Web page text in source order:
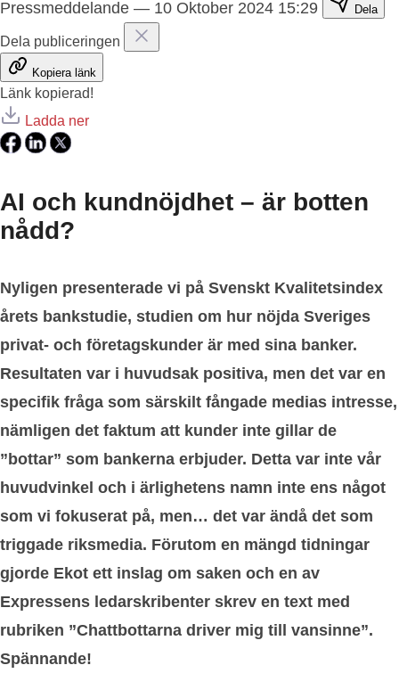
Pressmeddelande — 10 Oktober 2024 15:29 Dela
Dela publiceringen
Kopiera länk
Länk kopierad!
Ladda ner
AI och kundnöjdhet – är botten
nådd?
Nyligen presenterade vi på Svenskt Kvalitetsindex
årets bankstudie, studien om hur nöjda Sveriges
privat- och företagskunder är med sina banker.
Resultaten var i huvudsak positiva, men det var en
specifik fråga som särskilt fångade medias intresse,
nämligen det faktum att kunder inte gillar de
”bottar” som bankerna erbjuder. Detta var inte vår
huvudvinkel och i ärlighetens namn inte ens något
som vi fokuserat på, men… det var ändå det som
triggade riksmedia. Förutom en mängd tidningar
gjorde Ekot ett inslag om saken och en av
Expressens ledarskribenter skrev en text med
rubriken ”Chattbottarna driver mig till vansinne”.
Spännande!